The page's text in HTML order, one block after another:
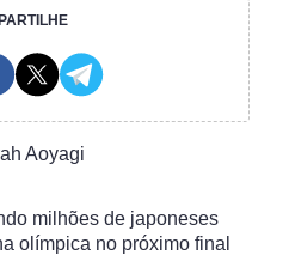
Aoyagi
milhões de japoneses
olímpica no próximo final